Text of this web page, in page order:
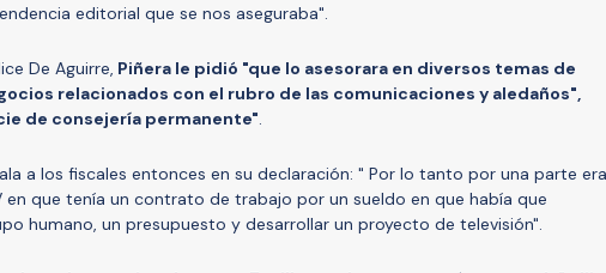
editorial que se nos aseguraba".
De Aguirre, Piñera le pidió "que lo asesorara en diversos temas de
relacionados con el rubro de las comunicaciones y aledaños",
de consejería permanente".
a los fiscales entonces en su declaración: " Por lo tanto por una parte era
en que tenía un contrato de trabajo por un sueldo en que había que
humano, un presupuesto y desarrollar un proyecto de televisión".